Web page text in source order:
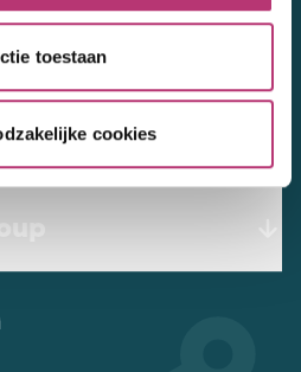
toestaan
cookies
B.V.: